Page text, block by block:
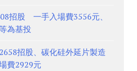
招股 一手入場費3556元、
為基投
招股、碳化硅外延片製造
費2929元